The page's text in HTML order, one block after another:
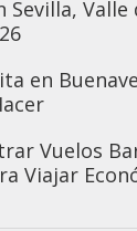
Sevilla, Valle
en
Vuelos
Viajar